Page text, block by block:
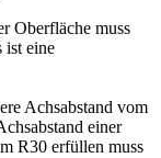
Oberfläche muss
ist eine
Achsabstand vom
einer
R30 erfüllen muss